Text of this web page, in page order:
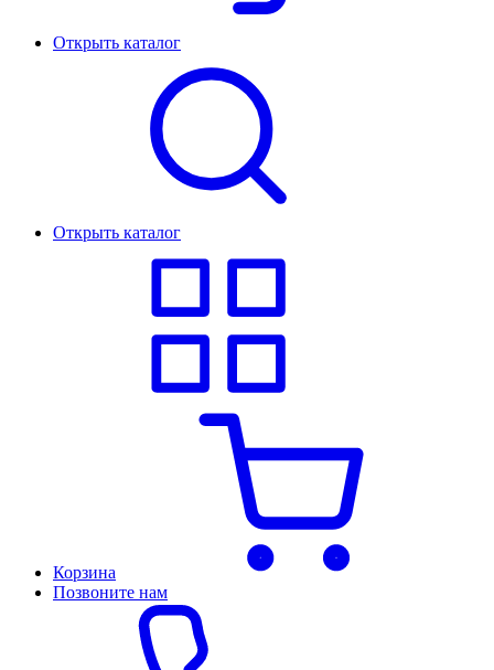
Открыть каталог
Открыть каталог
Корзина
Позвоните нам